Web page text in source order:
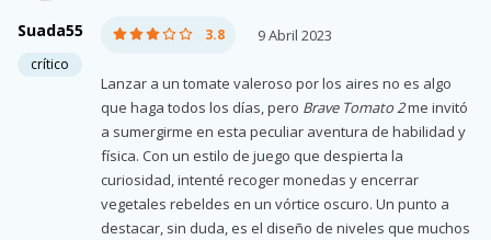
Suada55
crítico
3.8 9 Abril 2023
Lanzar a un tomate valeroso por los aires no es algo
que haga todos los días, pero Brave Tomato 2me invitó
a sumergirme en esta peculiar aventura de habilidad y
física. Con un estilo de juego que despierta la
curiosidad, intenté recoger monedas y encerrar
vegetales rebeldes en un vórtice oscuro. Un punto a
destacar, sin duda, es el diseño de niveles que muchos